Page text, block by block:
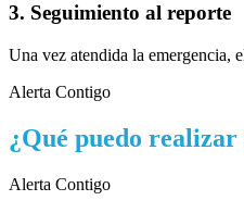
3. Seguimiento al reporte
Una vez atendida la emergencia,
Alerta Contigo
¿Qué puedo
Alerta Contigo